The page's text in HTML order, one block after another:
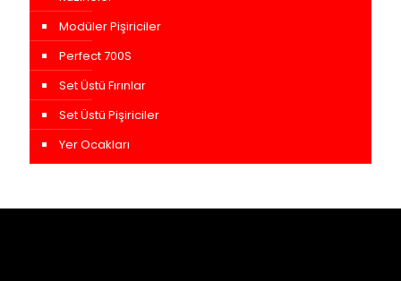
Modüler Pişiriciler
Perfect 700S
Set Üstü Fırınlar
Set Üstü Pişiriciler
Yer Ocakları